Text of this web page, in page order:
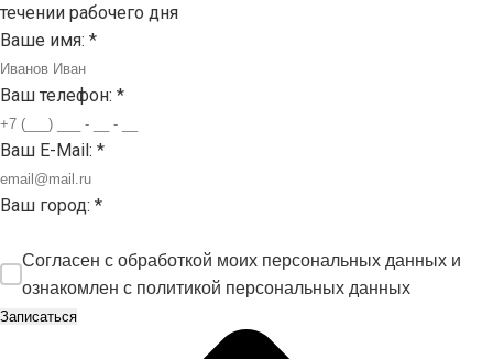
течении рабочего дня
Ваше имя: *
Ваш телефон: *
Ваш E-Mail: *
Ваш город: *
Согласен с обработкой моих персональных данных и
ознакомлен с политикой персональных данных